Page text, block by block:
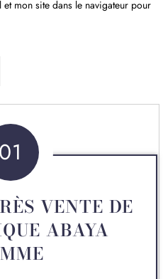
mon site dans le navigateur pour
01
VENTE DE
ABAYA